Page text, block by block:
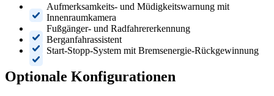
Aufmerksamkeits- und Müdigkeitswarnung mit
Innenraumkamera
Fußgänger- und Radfahrererkennung
Berganfahrassistent
Start-Stopp-System mit Bremsenergie-Rückgewinnung
Optionale Konfigurationen